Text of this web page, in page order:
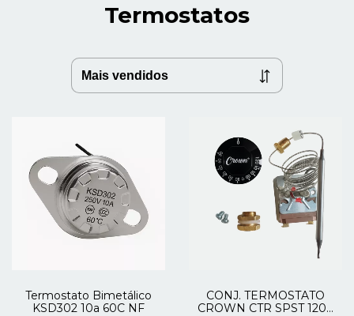
Termostatos
Termostato Bimetálico
KSD302 10a 60C NF
CONJ. TERMOSTATO
CROWN CTR SPST 120C